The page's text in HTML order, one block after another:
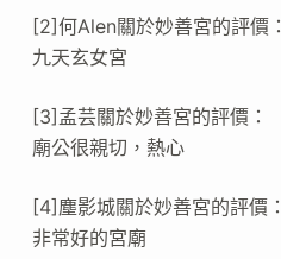
[2]何Alen關於妙善宮的評價：
九天玄女宮
[3]孟芸關於妙善宮的評價：
廟公很親切，熱心
[4]塵影城關於妙善宮的評價：
非常好的宮廟